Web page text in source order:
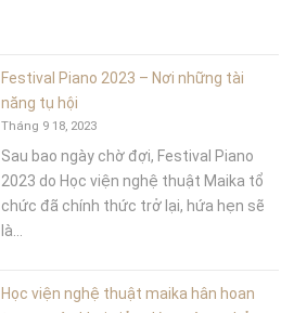
Festival Piano 2023 – Nơi những tài
năng tụ hội
Tháng 9 18, 2023
Sau bao ngày chờ đợi, Festival Piano
2023 do Học viện nghệ thuật Maika tổ
chức đã chính thức trở lại, hứa hẹn sẽ
là...
Học viện nghệ thuật maika hân hoan